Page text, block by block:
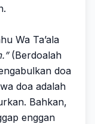
Wa Ta’ala
(Berdoalah
doa
doa adalah
Bahkan,
enggan